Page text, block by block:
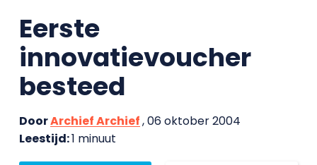
Eerste
innovatievoucher
besteed
DoorArchief Archief, 06 oktober 2004
Leestijd:1 minuut